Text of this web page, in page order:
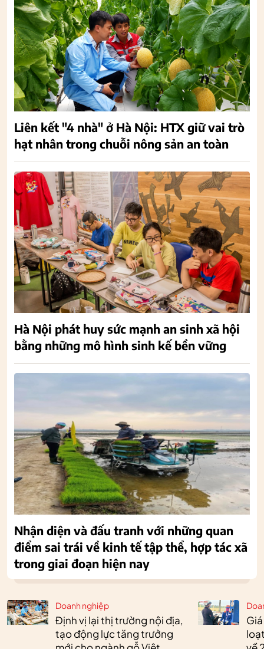
Doanh nghiệp
Định vị lại thị trường nội địa,
tạo động lực tăng trưởng
Liên kết "4 nhà" ở Hà Nội: HTX giữ vai trò
hạt nhân trong chuỗi nông sản an toàn
Hà Nội phát huy sức mạnh an sinh xã hội
bằng những mô hình sinh kế bền vững
Nhận diện và đấu tranh với những quan
điểm sai trái về kinh tế tập thể, hợp tác xã
trong giai đoạn hiện nay